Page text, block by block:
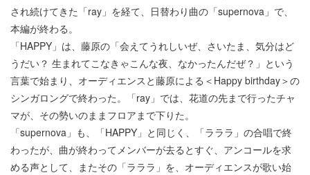
され続けてきた「ray」を経て、日替わり曲の「supernova」で、
本編が終わる。
「HAPPY」は、藤原の「会えてうれしいぜ、さいたま、気分はど
うだい？ 生まれてこなきゃこんな夜、なかったんだぜ？」という
言葉で始まり、オーディエンスと藤原による＜Happy birthday＞の
シンガロングで終わった。「ray」では、花道の先まで行ったチャ
マが、その勢いのままフロアまで下りた。
「supernova」も、「HAPPY」と同じく、「ラララ」の合唱で終
わったが、曲が終わってメンバーが去るとすぐ、アンコールを求
める声として、またその「ラララ」を、オーディエンスが歌い始